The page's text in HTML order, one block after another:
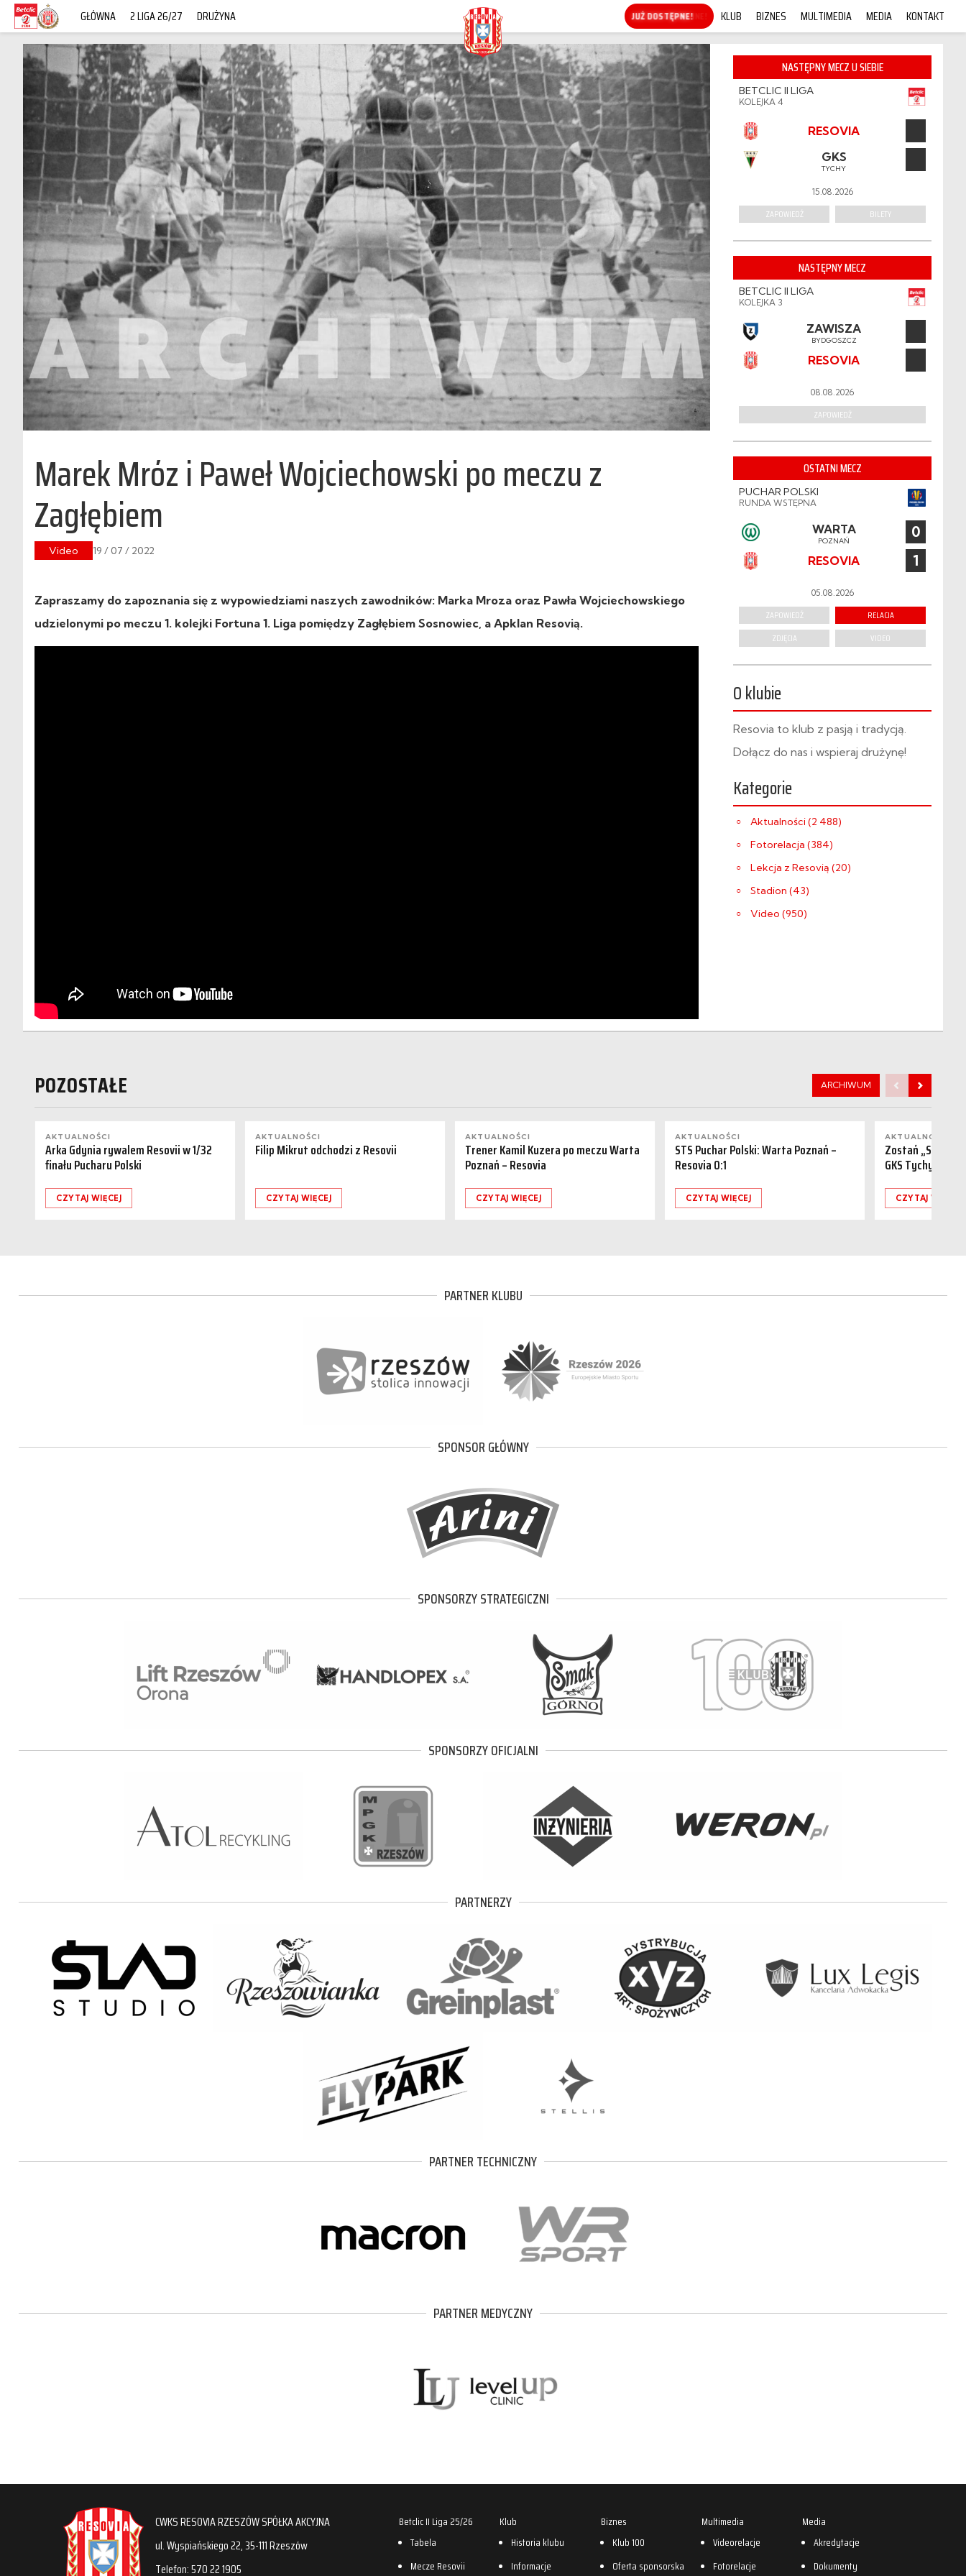
GŁÓWNA 2 LIGA 26/27 DRUŻYNA KUP ONLINE! KLUB BIZNES MULTIMEDIA MEDIA KONTAKT
Marek Mróz i Paweł Wojciechowski po meczu z
Zagłębiem
Video 19 / 07 / 2022
Zapraszamy do zapoznania się z wypowiedziami naszych zawodników: Marka Mroza oraz Pawła Wojciechowskiego
udzielonymi po meczu 1. kolejki Fortuna 1. Liga pomiędzy Zagłębiem Sosnowiec, a Apklan Resovią.
NASTĘPNY MECZ U SIEBIE
BETCLIC II LIGA
KOLEJKA 4
RESOVIA
GKS
TYCHY
15.08.2026
ZAPOWIEDŹ BILETY
NASTĘPNY MECZ
BETCLIC II LIGA
KOLEJKA 3
ZAWISZA
BYDGOSZCZ
RESOVIA
08.08.2026
ZAPOWIEDŹ
OSTATNI MECZ
PUCHAR POLSKI
RUNDA WSTĘPNA
WARTA
POZNAŃ 0
RESOVIA 1
05.08.2026
ZAPOWIEDŹ
RELACJA
ZDJĘCIA
VIDEO
O klubie
Resovia to klub z pasją i tradycją.
Dołącz do nas i wspieraj drużynę!
Kategorie
Aktualności (2 488)
Fotorelacja (384)
Lekcja z Resovią (20)
Stadion (43)
Video (950)
POZOSTAŁE ARCHIWUM
AKTUALNOŚCI
Arka Gdynia rywalem Resovii w 1/32
finału Pucharu Polski
CZYTAJ WIĘCEJ
AKTUALNOŚCI
Filip Mikrut odchodzi z Resovii
CZYTAJ WIĘCEJ
AKTUALNOŚCI
Trener Kamil Kuzera po meczu Warta
Poznań – Resovia
CZYTAJ WIĘCEJ
AKTUALNOŚCI
STS Puchar Polski: Warta Poznań –
Resovia 0:1
CZYTAJ WIĘCEJ
AKTUALNOŚCI
Zostań
GKS Tychy
CZYTAJ WIĘCEJ
PARTNER KLUBU
SPONSOR GŁÓWNY
SPONSORZY STRATEGICZNI
SPONSORZY OFICJALNI
PARTNERZY
PARTNER TECHNICZNY
PARTNER MEDYCZNY
CWKS RESOVIA RZESZÓW SPÓŁKA AKCYJNA
ul. Wyspiańskiego 22, 35-111 Rzeszów
Telefon: 570 22 1905
Betclic II Liga 25/26
Tabela
Mecze Resovii
Klub
Historia klubu
Informacje
Biznes
Klub 100
Oferta sponsorska
Multimedia
Videorelacje
Fotorelacje
Media
Akredytacje
Dokumenty